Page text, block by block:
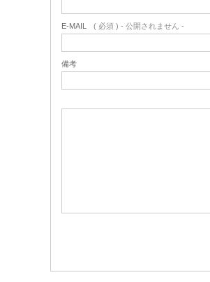
E-MAIL ( 必須 ) - 公開されません -
備考